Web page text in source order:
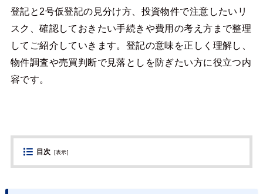
登記と2号仮登記の見分け方、投資物件で注意したいリ
スク、確認しておきたい手続きや費用の考え方まで整理
してご紹介していきます。登記の意味を正しく理解し、
物件調査や売買判断で見落としを防ぎたい方に役立つ内
容です。
目次 [表示]